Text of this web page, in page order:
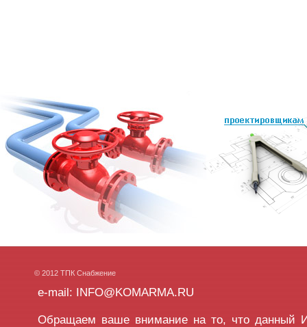
© 2012 ТПК Снабжение
e-mail: INFO@KOMARMA.RU
Обращаем ваше внимание на то, что данный